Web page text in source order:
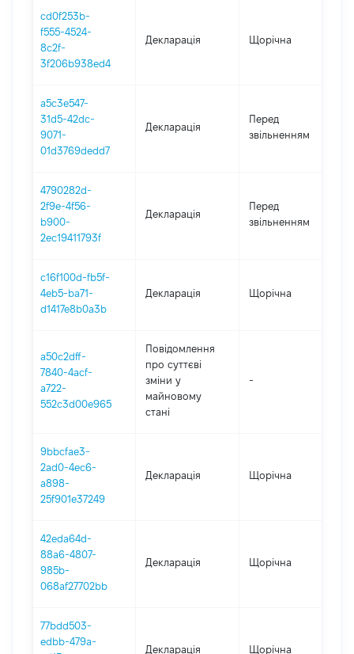
cd0f253b-
f555-4524-
8c2f-
3f206b938ed4
Декларація Щорічна
a5c3e547-
31d5-42dc-
9071-
01d3769dedd7
Декларація
Перед
звільненням
4790282d-
2f9e-4f56-
b900-
2ec19411793f
Декларація
Перед
звільненням
c16f100d-fb5f-
4eb5-ba71-
d1417e8b0a3b
Декларація Щорічна
a50c2dff-
7840-4acf-
a722-
552c3d00e965
Повідомлення
про суттєві
зміни y
майновому
стані
-
9bbcfae3-
2ad0-4ec6-
a898-
25f901e37249
Декларація Щорічна
42eda64d-
88a6-4807-
985b-
068af27702bb
Декларація Щорічна
77bdd503-
edbb-479a-
Декларація Щорічна